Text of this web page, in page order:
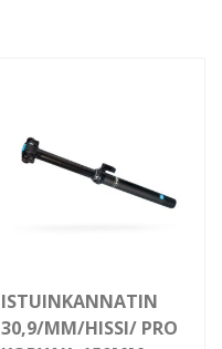
ISTUINKANNATIN
30,9/MM/HISSI/ PRO